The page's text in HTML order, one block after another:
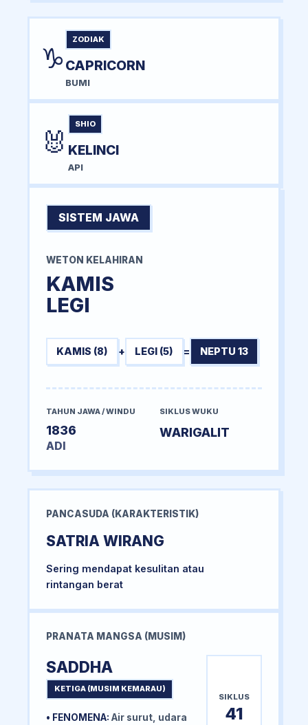
♑
ZODIAK
CAPRICORN
BUMI
🐰
SHIO
KELINCI
API
SISTEM JAWA
WETON KELAHIRAN
KAMIS
LEGI
KAMIS (8) + LEGI (5) = NEPTU 13
TAHUN JAWA / WINDU
1836
ADI
SIKLUS WUKU
WARIGALIT
PANCASUDA (KARAKTERISTIK)
SATRIA WIRANG
Sering mendapat kesulitan atau
rintangan berat
PRANATA MANGSA (MUSIM)
SADDHA
KETIGA (MUSIM KEMARAU)
• FENOMENA: Air surut, udara
SIKLUS
41